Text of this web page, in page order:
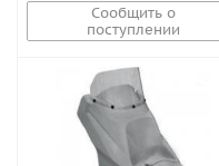
Сообщить о
поступлении